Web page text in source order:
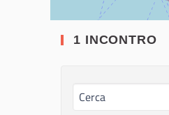
1 INCONTRO